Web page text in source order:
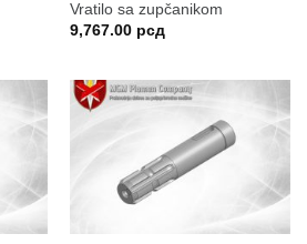
Vratilo sa zupčanikom
9,767.00 рсд